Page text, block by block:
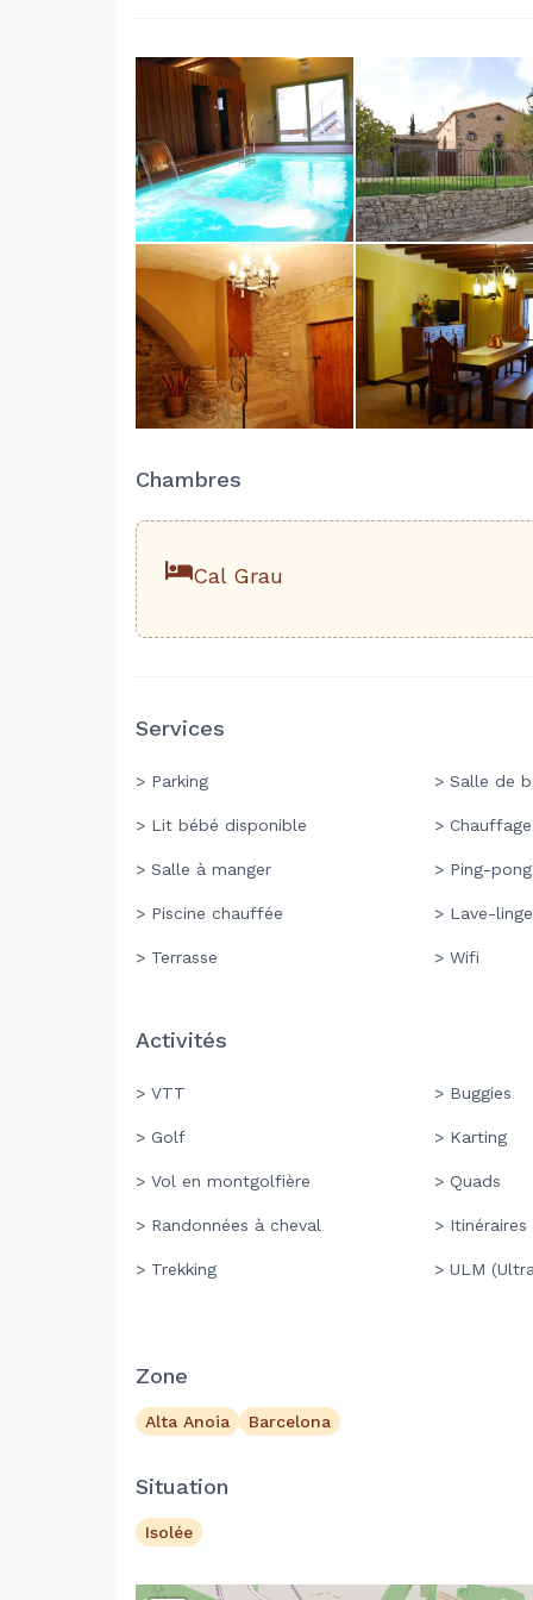
Chambres
Cal Grau
Services
> Parking > Salle de
> Lit bébé disponible > Chauffage
> Salle à manger > Ping-pong
> Piscine chauffée > Lave-linge
> Terrasse > Wifi
Activités
> VTT > Buggies
> Golf > Karting
> Vol en montgolfière > Quads
> Randonnées à cheval >
> Trekking > ULM
Zone
Alta Anoia Barcelona
Situation
Isolée